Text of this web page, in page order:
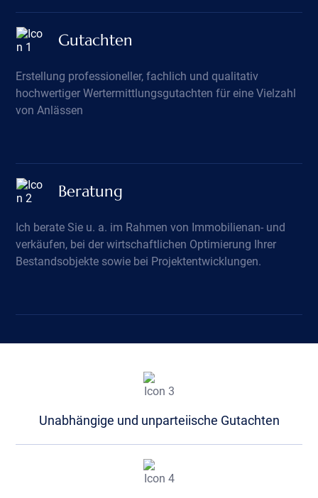
Gutachten
Erstellung professioneller, fachlich und qualitativ
hochwertiger Wertermittlungsgutachten für eine Vielzahl
von Anlässen
Beratung
Ich berate Sie u. a. im Rahmen von Immobilienan- und
verkäufen, bei der wirtschaftlichen Optimierung Ihrer
Bestandsobjekte sowie bei Projektentwicklungen.
Unabhängige und unparteiische Gutachten